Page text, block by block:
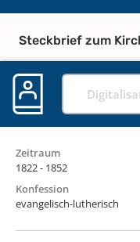
Steckbrief zum
Zeitraum
1822 - 1852
Konfession
evangelisch-lutherisch